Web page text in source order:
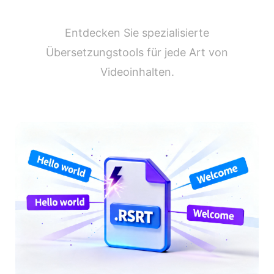
Entdecken Sie spezialisierte
Übersetzungstools für jede Art von
Videoinhalten.